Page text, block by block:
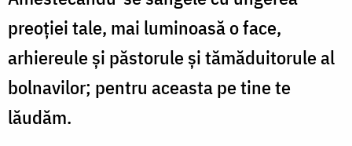
preoţiei tale, mai luminoasă o face,
arhiereule şi păstorule şi tămăduitorule al
bolnavilor; pentru aceasta pe tine te
lăudăm.